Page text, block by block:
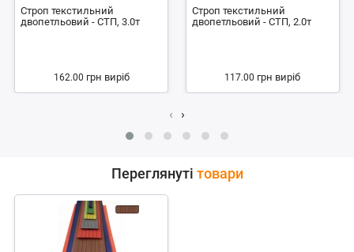
Строп текстильний
двопетльовий - СТП, 3.0т
162.00 грн виріб
Строп текстильний
двопетльовий - СТП, 2.0т
117.00 грн виріб
‹ ›
Переглянуті товари